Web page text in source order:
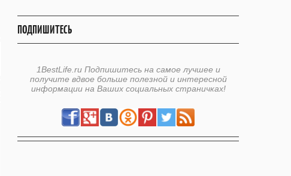
ПОДПИШИТЕСЬ
1BestLife.ru Подпишитесь на самое лучшее и
получите вдвое больше полезной и интересной
информации на Ваших социальных страничках!